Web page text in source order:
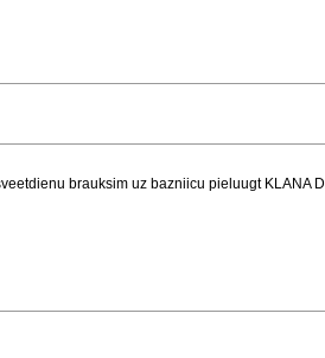
brauksim uz bazniicu pieluugt KLANA